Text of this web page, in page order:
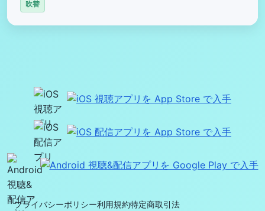
吹替
プライバシーポリシー利用規約特定商取引法